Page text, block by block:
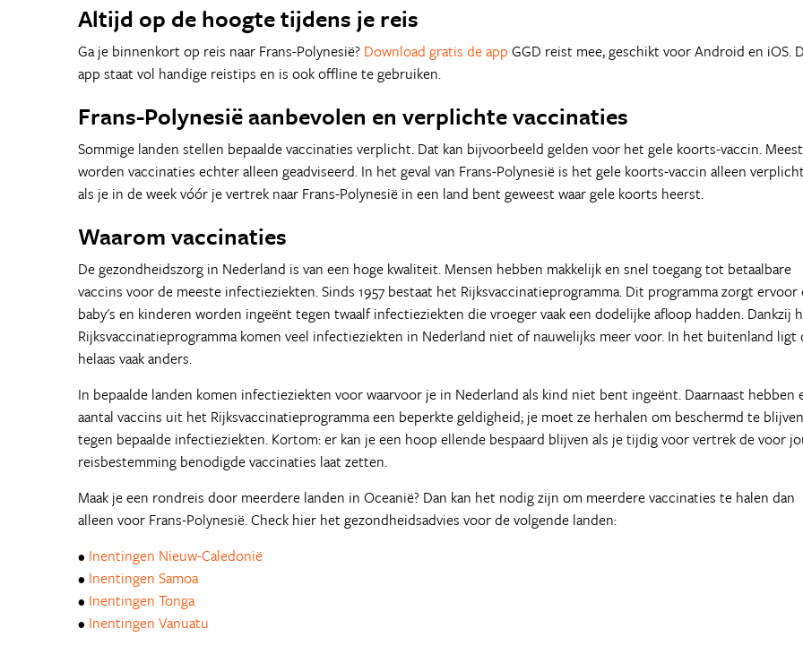
Altijd op de hoogte tijdens je reis
Ga je binnenkort op reis naar Frans-Polynesië? Download gratis de app GGD reist mee, geschikt voor Android en iOS.
app staat vol handige reistips en is ook offline te gebruiken.
Frans-Polynesië aanbevolen en verplichte vaccinaties
Sommige landen stellen bepaalde vaccinaties verplicht. Dat kan bijvoorbeeld gelden voor het gele koorts-vaccin.
worden vaccinaties echter alleen geadviseerd. In het geval van Frans-Polynesië is het gele koorts-vaccin alleen verplicht
als je in de week vóór je vertrek naar Frans-Polynesië in een land bent geweest waar gele koorts heerst.
Waarom vaccinaties
De gezondheidszorg in Nederland is van een hoge kwaliteit. Mensen hebben makkelijk en snel toegang tot betaalbare
vaccins voor de meeste infectieziekten. Sinds 1957 bestaat het Rijksvaccinatieprogramma. Dit programma zorgt ervoor
baby's en kinderen worden ingeënt tegen twaalf infectieziekten die vroeger vaak een dodelijke afloop hadden. Dankzij
Rijksvaccinatieprogramma komen veel infectieziekten in Nederland niet of nauwelijks meer voor. In het buitenland ligt
helaas vaak anders.
In bepaalde landen komen infectieziekten voor waarvoor je in Nederland als kind niet bent ingeënt. Daarnaast hebben
aantal vaccins uit het Rijksvaccinatieprogramma een beperkte geldigheid; je moet ze herhalen om beschermd te blijven
tegen bepaalde infectieziekten. Kortom: er kan je een hoop ellende bespaard blijven als je tijdig voor vertrek de voor
reisbestemming benodigde vaccinaties laat zetten.
Maak je een rondreis door meerdere landen in Oceanië? Dan kan het nodig zijn om meerdere vaccinaties te halen dan
alleen voor Frans-Polynesië. Check hier het gezondheidsadvies voor de volgende landen:
• Inentingen Nieuw-Caledonië
• Inentingen Samoa
• Inentingen Tonga
• Inentingen Vanuatu